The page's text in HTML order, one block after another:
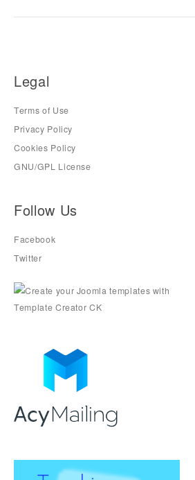
Legal
Terms of Use
Privacy Policy
Cookies Policy
GNU/GPL License
Follow Us
Facebook
Twitter